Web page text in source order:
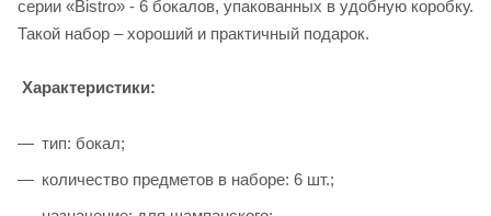
серии «Bistro» - 6 бокалов, упакованных в удобную коробку.
Такой набор – хороший и практичный подарок.
Характеристики:
тип: бокал;
количество предметов в наборе: 6 шт.;